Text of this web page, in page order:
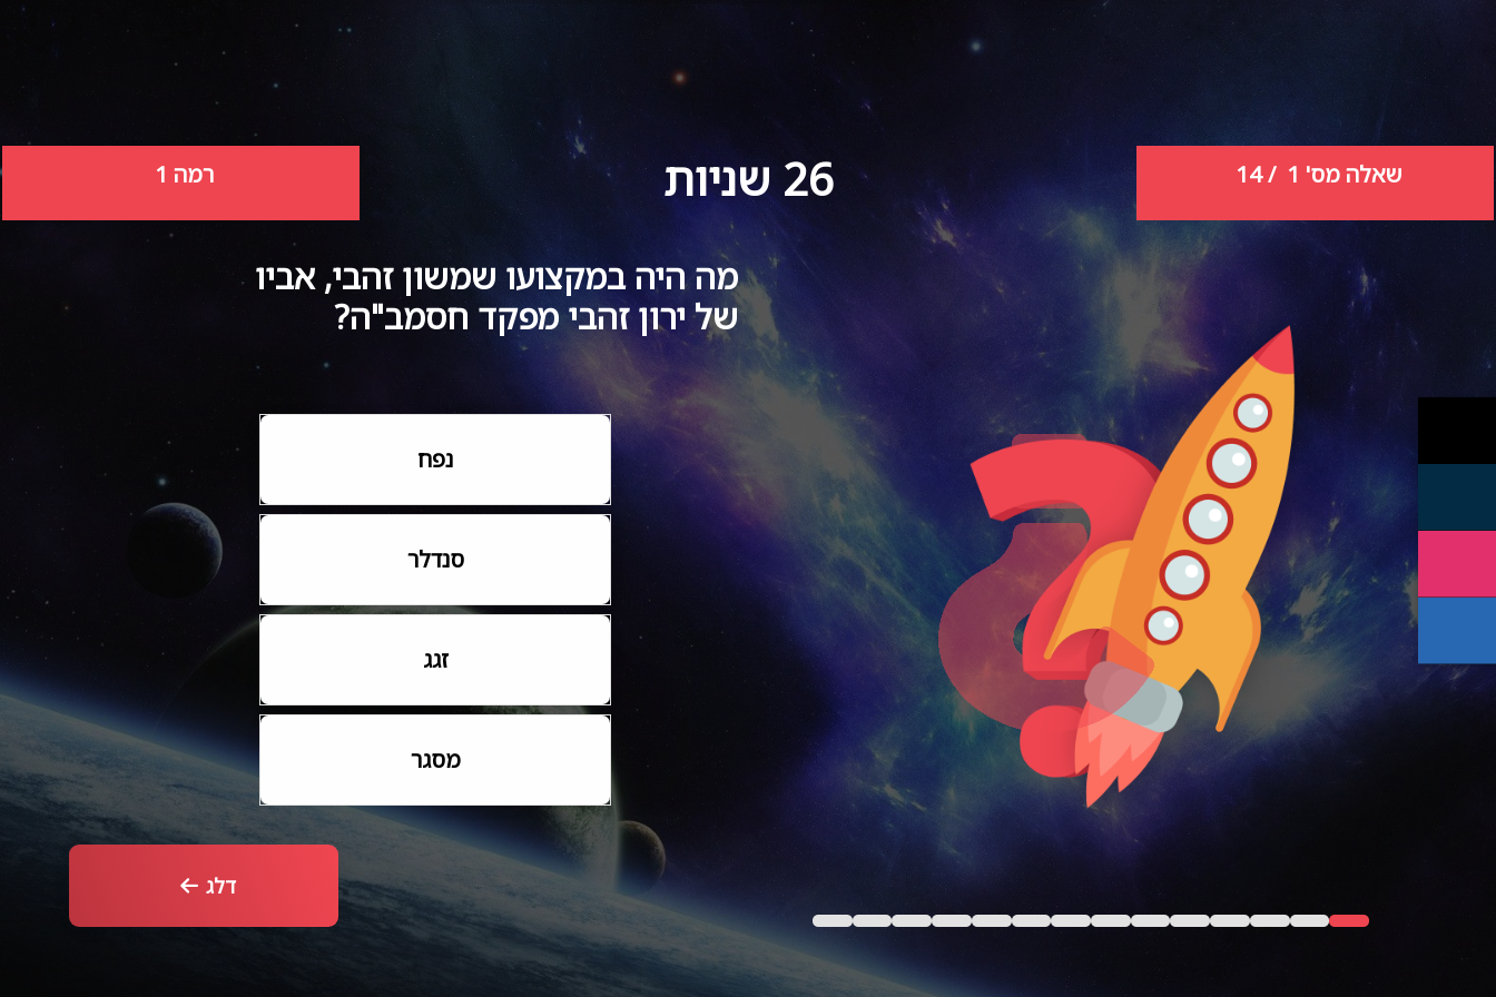
שאלה מס' 1
/ 14 רמה 1
מה היה במקצועו שמשון זהבי, אביו
של ירון זהבי מפקד חסמב"ה?
נפח
סנדלר
זגג
מסגר
דלג
25שניות